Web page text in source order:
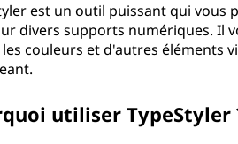
est un outil puissant qui
divers supports numériques. Il
les couleurs et d'autres éléments
utiliser TypeStyler